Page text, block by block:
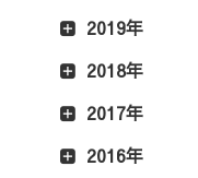
2019年
2018年
2017年
2016年